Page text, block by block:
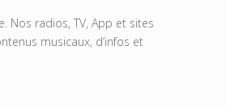
Nos radios, TV, App et sites
musicaux, d’infos et